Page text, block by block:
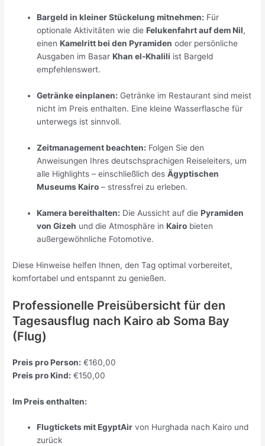
Bargeld in kleiner Stückelung mitnehmen: Für
optionale Aktivitäten wie dieFelukenfahrt auf dem Nil,
einenKamelritt bei den Pyramiden oder persönliche
Ausgaben im BasarKhan el-Khalili ist Bargeld
empfehlenswert.
Getränke einplanen: Getränke im Restaurant sind meist
nicht im Preis enthalten. Eine kleine Wasserflasche für
unterwegs ist sinnvoll.
Zeitmanagement beachten: Folgen Sie den
Anweisungen Ihres deutschsprachigen Reiseleiters, um
alle Highlights – einschließlich desÄgyptischen
Museums Kairo – stressfrei zu erleben.
Kamera bereithalten: Die Aussicht auf diePyramiden
von Gizeh und die Atmosphäre inKairo bieten
außergewöhnliche Fotomotive.
Diese Hinweise helfen Ihnen, den Tag optimal vorbereitet,
komfortabel und entspannt zu genießen.
Professionelle Preisübersicht für den
Tagesausflug nach Kairo ab Soma Bay
(Flug)
Preis pro Person: €160,00
Preis pro Kind: €150,00
Im Preis enthalten:
Flugtickets mit EgyptAir von Hurghada nach Kairo und
zurück